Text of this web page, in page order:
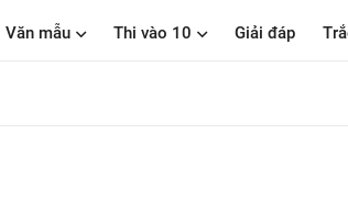
Văn mẫu Thi vào 10 Giải đáp